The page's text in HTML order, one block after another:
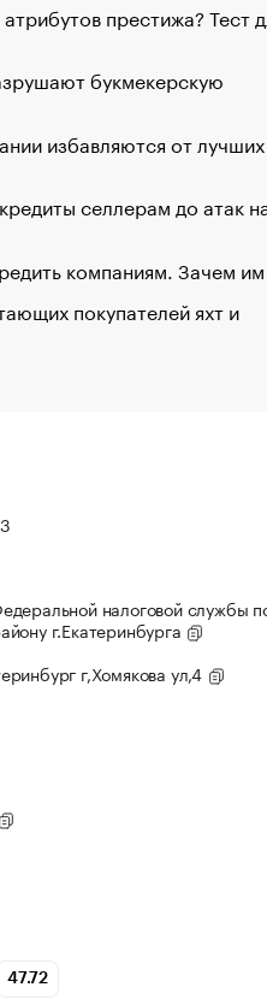
престижа? Тест
букмекерскую
избавляются от лучших
селлерам до атак
компаниям. Зачем
покупателей яхт и
налоговой службы
г.Екатеринбурга
г,Хомякова ул,4
47.72